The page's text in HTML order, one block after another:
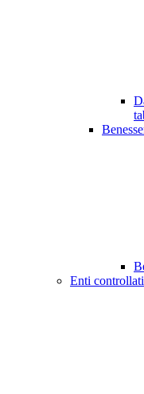
Enti controllati